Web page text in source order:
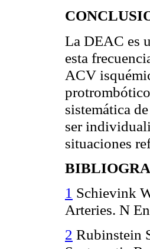
La DEAC es
esta
ACV
sistemática
ser
situaciones
1 Schievink
Arteries. N
2 Rubinstein